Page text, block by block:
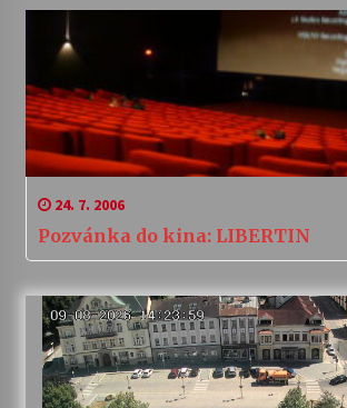
24. 7. 2006
Pozvánka do kina: LIBERTIN